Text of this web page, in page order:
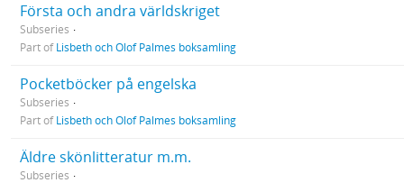
Första och andra världskriget
Subseries
Part ofLisbeth och Olof Palmes boksamling
Pocketböcker på engelska
Subseries
Part ofLisbeth och Olof Palmes boksamling
Äldre skönlitteratur m.m.
Subseries